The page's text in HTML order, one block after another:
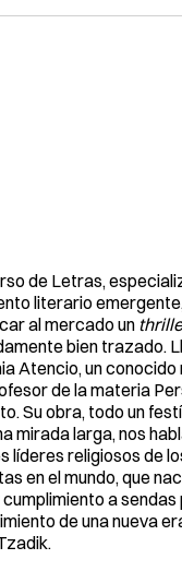
de Letras,
literario
al mercado un
bien trazado.
Atencio, un
de la materia
Su obra, todo un
mirada larga, nos
líderes religiosos de
en el mundo, que
a
de una nueva